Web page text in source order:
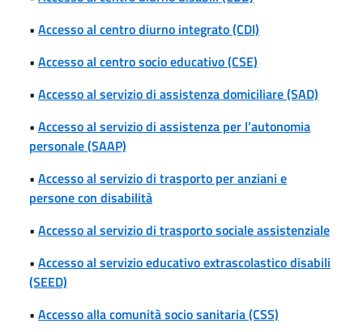
• Accesso al centro diurno integrato (CDI)
• Accesso al centro socio educativo (CSE)
• Accesso al servizio di assistenza domiciliare (SAD)
• Accesso al servizio di assistenza per l’autonomia
personale (SAAP)
• Accesso al servizio di trasporto per anziani e
persone con disabilità
• Accesso al servizio di trasporto sociale assistenziale
• Accesso al servizio educativo extrascolastico disabili
(SEED)
• Accesso alla comunità socio sanitaria (CSS)